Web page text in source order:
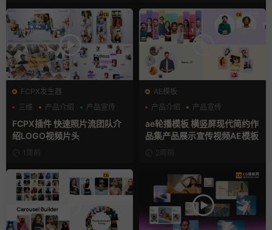
FCPX发生器
三维
产品介绍 产品宣传
FCPX插件 快速照片流团队介
绍LOGO视频片头
1周前
AE模板
产品介绍
产品宣传
产品展示
ae轮播模板 横竖屏现代简约作
品集产品展示宣传视频AE模板
2周前